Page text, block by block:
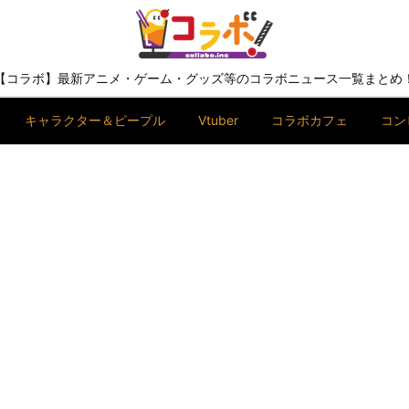
【コラボ】最新アニメ・ゲーム・グッズ等のコラボニュース一覧まとめ！
キャラクター＆ピープル Vtuber コラボカフェ コ